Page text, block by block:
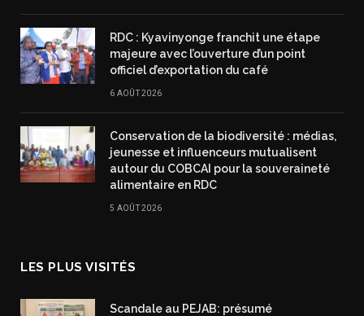
RDC : Kyavinyonge franchit une étape
majeure avec l’ouverture d’un point
officiel d’exportation du café
6 AOÛT 2026
Conservation de la biodiversité : médias,
jeunesse et influenceurs mutualisent
autour du COBCAI pour la souveraineté
alimentaire en RDC
5 AOÛT 2026
LES PLUS VISITÉS
Scandale au PEJAB: présumé